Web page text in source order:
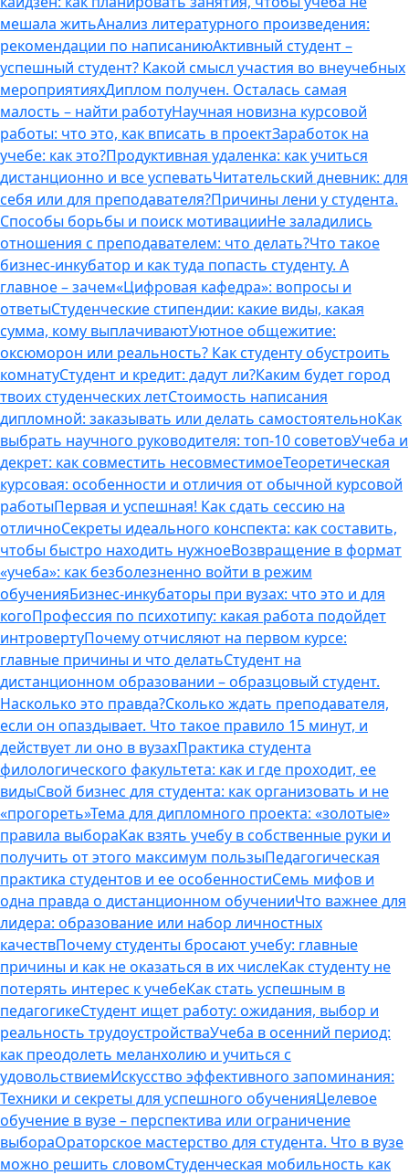
мешала житьАнализ литературного произведения:
рекомендации по написаниюАктивный студент –
успешный студент? Какой смысл участия во внеучебных
мероприятияхДиплом получен. Осталась самая
малость – найти работуНаучная новизна курсовой
работы: что это, как вписать в проектЗаработок на
учебе: как это?Продуктивная удаленка: как учиться
дистанционно и все успеватьЧитательский дневник: для
себя или для преподавателя?Причины лени у студента.
Способы борьбы и поиск мотивацииНе заладились
отношения с преподавателем: что делать?Что такое
бизнес-инкубатор и как туда попасть студенту. А
главное – зачем«Цифровая кафедра»: вопросы и
ответыСтуденческие стипендии: какие виды, какая
сумма, кому выплачиваютУютное общежитие:
оксюморон или реальность? Как студенту обустроить
комнатуСтудент и кредит: дадут ли?Каким будет город
твоих студенческих летСтоимость написания
дипломной: заказывать или делать самостоятельноКак
выбрать научного руководителя: топ-10 советовУчеба и
декрет: как совместить несовместимоеТеоретическая
курсовая: особенности и отличия от обычной курсовой
работыПервая и успешная! Как сдать сессию на
отличноСекреты идеального конспекта: как составить,
чтобы быстро находить нужноеВозвращение в формат
«учеба»: как безболезненно войти в режим
обученияБизнес-инкубаторы при вузах: что это и для
когоПрофессия по психотипу: какая работа подойдет
интровертуПочему отчисляют на первом курсе:
главные причины и что делатьСтудент на
дистанционном образовании – образцовый студент.
Насколько это правда?Сколько ждать преподавателя,
если он опаздывает. Что такое правило 15 минут, и
действует ли оно в вузахПрактика студента
филологического факультета: как и где проходит, ее
видыСвой бизнес для студента: как организовать и не
«прогореть»Тема для дипломного проекта: «золотые»
правила выбораКак взять учебу в собственные руки и
получить от этого максимум пользыПедагогическая
практика студентов и ее особенностиСемь мифов и
одна правда о дистанционном обученииЧто важнее для
лидера: образование или набор личностных
качествПочему студенты бросают учебу: главные
причины и как не оказаться в их числеКак студенту не
потерять интерес к учебеКак стать успешным в
педагогикеСтудент ищет работу: ожидания, выбор и
реальность трудоустройстваУчеба в осенний период:
как преодолеть меланхолию и учиться с
удовольствиемИскусство эффективного запоминания:
Техники и секреты для успешного обученияЦелевое
обучение в вузе – перспектива или ограничение
выбораОраторское мастерство для студента. Что в вузе
можно решить словомСтуденческая мобильность как